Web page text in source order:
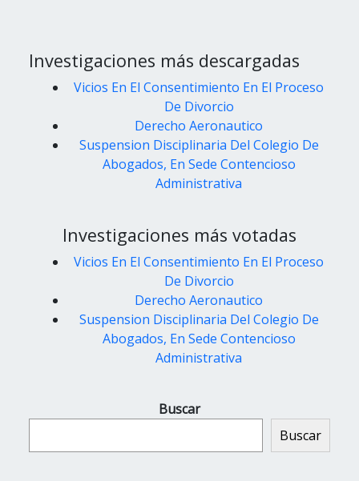
Investigaciones más descargadas
Vicios En El Consentimiento En El Proceso
De Divorcio
Derecho Aeronautico
Suspension Disciplinaria Del Colegio De
Abogados, En Sede Contencioso
Administrativa
Investigaciones más votadas
Vicios En El Consentimiento En El Proceso
De Divorcio
Derecho Aeronautico
Suspension Disciplinaria Del Colegio De
Abogados, En Sede Contencioso
Administrativa
Buscar
Buscar